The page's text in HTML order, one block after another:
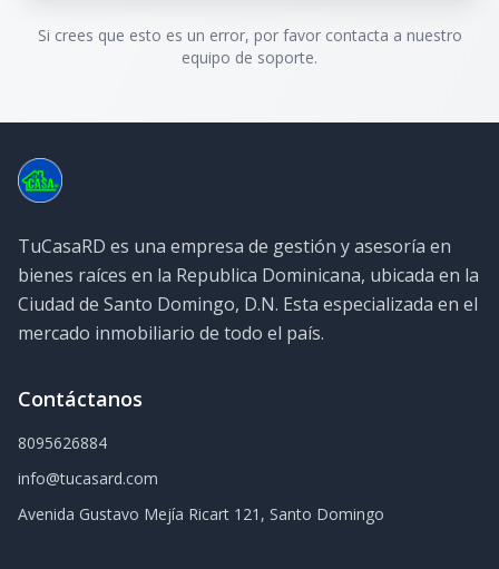
Si crees que esto es un error, por favor contacta a nuestro
equipo de soporte.
TuCasaRD es una empresa de gestión y asesoría en
bienes raíces en la Republica Dominicana, ubicada en la
Ciudad de Santo Domingo, D.N. Esta especializada en el
mercado inmobiliario de todo el país.
Contáctanos
8095626884
info@tucasard.com
Avenida Gustavo Mejía Ricart 121, Santo Domingo